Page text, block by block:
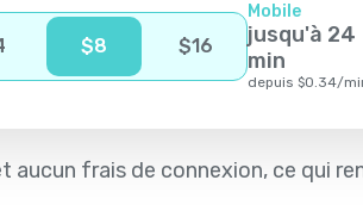
$8 $16
Mobile
jusqu'à 24
min
depuis $0.34/
aucun frais de connexion, ce qui